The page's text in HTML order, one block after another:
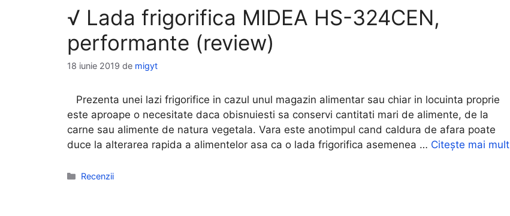
√ Lada frigorifica MIDEA HS-324CEN,
performante (review)
18 iunie 2019 de migyt
Prezenta unei lazi frigorifice in cazul unul magazin alimentar sau chiar in locuinta proprie
este aproape o necesitate daca obisnuiesti sa conservi cantitati mari de alimente, de la
carne sau alimente de natura vegetala. Vara este anotimpul cand caldura de afara poate
duce la alterarea rapida a alimentelor asa ca o lada frigorifica asemenea … Citește mai mult
Categorii
Recenzii